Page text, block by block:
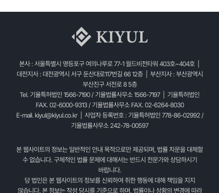
본사 : 서울특별시 영등포구 여의나루로 77-1 월드비전타워 403호~404호 |
대전지사 : 대전광역시 서구 둔산대로117번길 66 12층 | 부산지사 : 부산광역시
부산진구 서전로 8 5층
Tel. 기율특허법인 1566-7190 / 기율법률사무소 1566-7197 | 기율특허법인
FAX. 02-6000-9313 / 기율법률사무소 FAX. 02-6264-8030
E-mail. kiyul@kiyul.co.kr| 사업자 등록번호 : 기율특허법인 778-86-02992 /
기율법률사무소 242-78-00597
본 웹사이트의 정보는 일반적인 안내 목적으로만 제공되며, 법률 자문을 대체할
수 없습니다. 구체적인 법률 문제에 대해서는 반드시 전문가와 상담하시기
바랍니다.
당 법인은 본 웹사이트의 정보를 신뢰하여 취한 행동에 대해 책임을 지지
않습니다. 본 정보는 작성 당시를 기준으로 하며, 법률이나 상황의 변경에 따라